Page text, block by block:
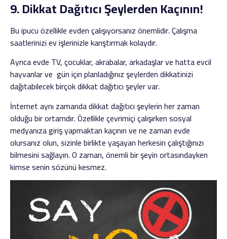
9. Dikkat Dağıtıcı Şeylerden Kaçının!
Bu ipucu özellikle evden çalışıyorsanız önemlidir. Çalışma
saatlerinizi ev işlerinizle karıştırmak kolaydır.
Ayrıca evde TV, çocuklar, akrabalar, arkadaşlar ve hatta evcil
hayvanlar ve gün için planladığınız şeylerden dikkatinizi
dağıtabilecek birçok dikkat dağıtıcı şeyler var.
İnternet aynı zamanda dikkat dağıtıcı şeylerin her zaman
olduğu bir ortamdır. Özellikle çevrimiçi çalışırken sosyal
medyanıza giriş yapmaktan kaçının ve ne zaman evde
olursanız olun, sizinle birlikte yaşayan herkesin çalıştığınızı
bilmesini sağlayın. O zaman, önemli bir şeyin ortasındayken
kimse senin sözünü kesmez.